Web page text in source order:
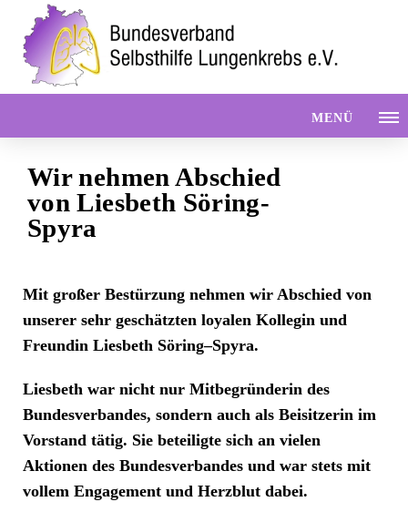
MENÜ
Wir nehmen Abschied
von Liesbeth Söring-
Spyra
Mit großer Bestürzung nehmen wir Abschied von
unserer sehr geschätzten loyalen Kollegin und
Freundin Liesbeth Söring–Spyra.
Liesbeth war nicht nur Mitbegründerin des
Bundesverbandes, sondern auch als Beisitzerin im
Vorstand tätig. Sie beteiligte sich an vielen
Aktionen des Bundesverbandes und war stets mit
vollem Engagement und Herzblut dabei.